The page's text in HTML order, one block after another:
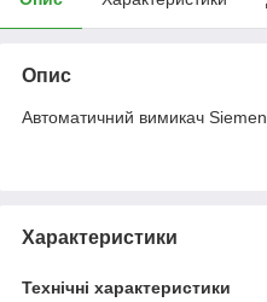
Опис
Автоматичний вимикач
Характеристики
Технічні характеристики